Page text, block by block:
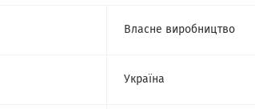
Власне виробництво
Україна